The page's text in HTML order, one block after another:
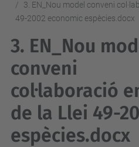
3. EN_Nou model conveni
49-2002 economic espècies.docx
3. EN_Nou
conveni
col·laboració
de la Llei 49-
espècies.docx